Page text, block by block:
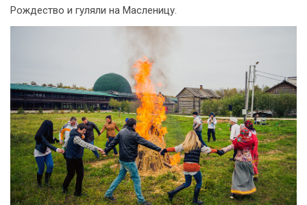
Рождество и гуляли на Масленицу.